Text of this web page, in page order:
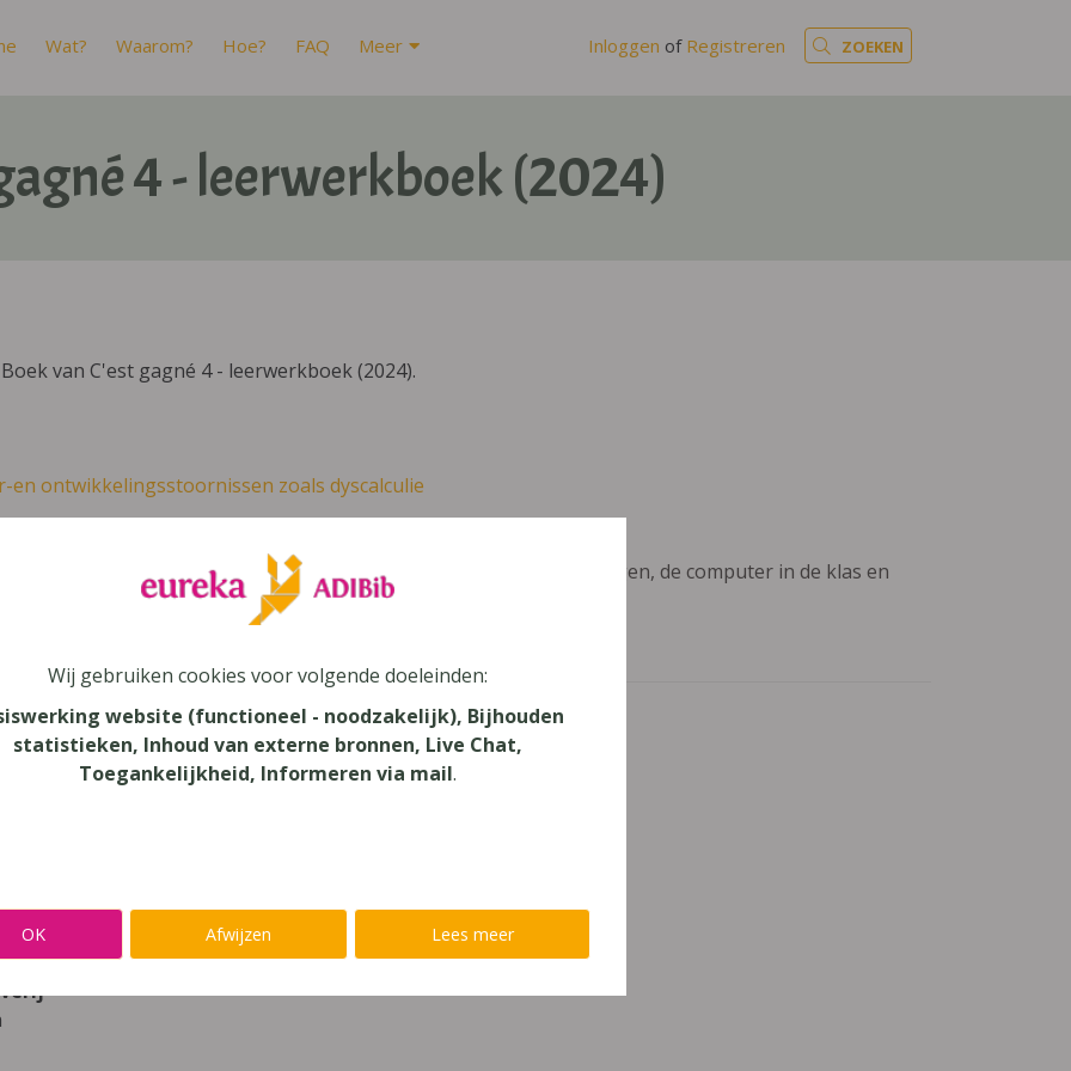
Wat? Waarom? Hoe? FAQ Meer Inloggen of Registreren ZOEKEN
4 - leerwerkboek (2024)
van C'est gagné 4 - leerwerkboek (2024).
en ontwikkelingsstoornissen zoals dyscalculie
in je talent'
en lees meer over thema's als redelijke aanpassingen, de computer in de klas en
gagné 4 - leerwerkboek (2024)
Wij gebruiken cookies voor volgende doeleinden:
website (functioneel - noodzakelijk), Bijhouden
statistieken, Inhoud van externe bronnen, Live Chat,
Toegankelijkheid, Informeren via mail.
OK Afwijzen Lees meer